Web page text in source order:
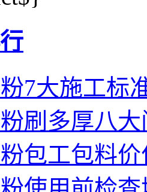
7大施工标
刷多厚八
包工包料